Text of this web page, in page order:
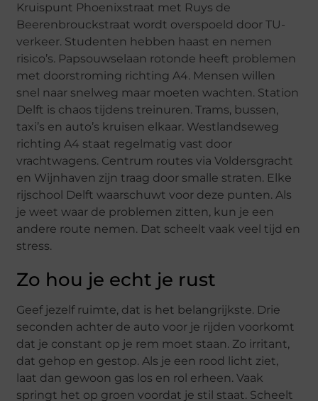
Kruispunt Phoenixstraat met Ruys de
Beerenbrouckstraat wordt overspoeld door TU-
verkeer. Studenten hebben haast en nemen
risico’s. Papsouwselaan rotonde heeft problemen
met doorstroming richting A4. Mensen willen
snel naar snelweg maar moeten wachten. Station
Delft is chaos tijdens treinuren. Trams, bussen,
taxi’s en auto’s kruisen elkaar. Westlandseweg
richting A4 staat regelmatig vast door
vrachtwagens. Centrum routes via Voldersgracht
en Wijnhaven zijn traag door smalle straten. Elke
rijschool Delft waarschuwt voor deze punten. Als
je weet waar de problemen zitten, kun je een
andere route nemen. Dat scheelt vaak veel tijd en
stress.
Zo hou je echt je rust
Geef jezelf ruimte, dat is het belangrijkste. Drie
seconden achter de auto voor je rijden voorkomt
dat je constant op je rem moet staan. Zo irritant,
dat gehop en gestop. Als je een rood licht ziet,
laat dan gewoon gas los en rol erheen. Vaak
springt het op groen voordat je stil staat. Scheelt